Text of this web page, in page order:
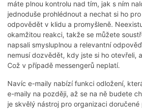
máte plnou kontrolu nad tím, jak s ním
jednoduše prohlédnout a nechat si ho
odpovědět v klidu a promyšleně.
okamžitou reakci, takže se můžete
napsali smysluplnou a relevantní
nemusí dozvědět, kdy jste si ho otevřeli,
Což v případě messengerů neplatí.
Navíc e-maily nabízí funkci odložení,
e-maily na později, až se na ně budete
je skvělý nástroj pro organizaci